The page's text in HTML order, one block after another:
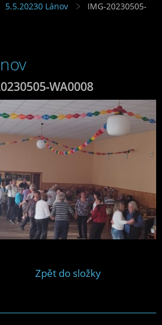
5.5.20230 Lánov
IMG-20230505-
WA0008
Zpět do složky